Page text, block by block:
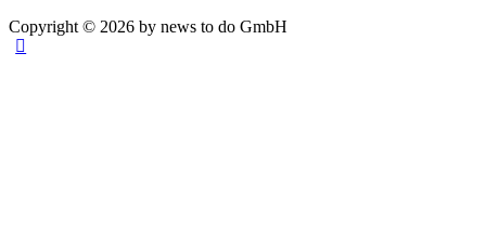
Copyright © 2026 by news to do GmbH